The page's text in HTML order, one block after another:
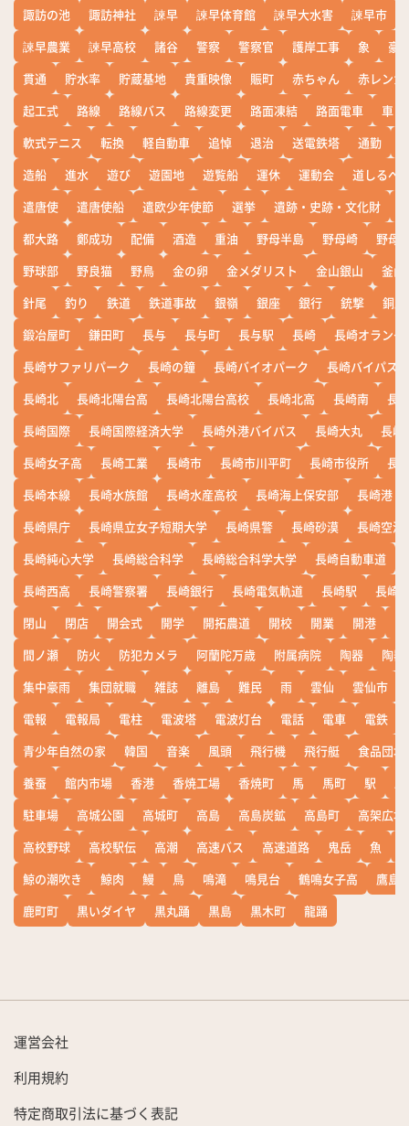
諏訪の池
諏訪神社 諫早 諫早体育館 諫早大水害 諫早市
諫早農業
諫早高校 諸谷 警察 警察官 護岸工事 象
豪
貫通
貯水率 貯蔵基地 貴重映像 賑町 赤ちゃん
赤レンガ
起工式
路線 路線バス 路線変更 路面凍結 路面電車
車
軟式テニス
転換 軽自動車 追悼 退治 送電鉄塔 通勤
造船
進水 遊び 遊園地 遊覧船 運休 運動会
道しるべ
遣唐使
遣唐使船 遣欧少年使節 選挙 遺跡・史跡・文化財
都大路
鄭成功 配備 酒造 重油 野母半島 野母崎
野母
野球部
野良猫 野鳥 金の卵 金メダリスト 金山銀山
釜山
針尾
釣り 鉄道 鉄道事故 銀嶺 銀座 銀行 銃撃
銅座
鍛冶屋町
鎌田町 長与 長与町 長与駅 長崎
長崎オランダ
長崎サファリパーク
長崎の鐘 長崎バイオパーク
長崎バイパス
長崎北
長崎北陽台高 長崎北陽台高校 長崎北高 長崎南
長
長崎国際
長崎国際経済大学 長崎外港バイパス 長崎大丸
長崎
長崎女子高
長崎工業 長崎市 長崎市川平町 長崎市役所
長
長崎本線
長崎水族館 長崎水産高校 長崎海上保安部
長崎港
長崎県庁
長崎県立女子短期大学 長崎県警 長崎砂漠
長崎空港
長崎純心大学
長崎総合科学 長崎総合科学大学 長崎自動車道
長崎西高
長崎警察署 長崎銀行 長崎電気軌道 長崎駅
長崎
閉山
閉店 開会式 開学 開拓農道 開校 開業 開港
間ノ瀬
防火 防犯カメラ 阿蘭陀万歳 附属病院 陶器
陶器
集中豪雨
集団就職 雑誌 離島 難民 雨 雲仙 雲仙市
電報
電報局 電柱 電波塔 電波灯台 電話 電車 電鉄
青少年自然の家
韓国 音楽 風頭 飛行機 飛行艇
食品団地
養蚕
館内市場 香港 香焼工場 香焼町 馬 馬町 駅
駐車場
高城公園 高城町 高島 高島炭鉱 高島町
高架広場
高校野球
高校駅伝 高潮 高速バス 高速道路 鬼岳 魚
鯨の潮吹き
鯨肉 鰻 鳥 鳴滝 鳴見台 鶴鳴女子高
鷹島
鹿町町
黒いダイヤ 黒丸踊 黒島 黒木町 龍踊
運営会社
利用規約
特定商取引法に基づく表記